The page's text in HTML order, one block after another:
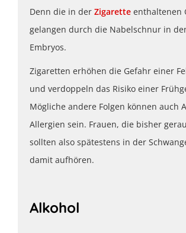
Denn die in der Zigarette enthaltenen
gelangen durch die Nabelschnur in
Embryos.
Zigaretten erhöhen die Gefahr einer
und verdoppeln das Risiko einer
Mögliche andere Folgen können auch
Allergien sein. Frauen, die bisher
sollten also spätestens in der
damit aufhören.
Alkohol